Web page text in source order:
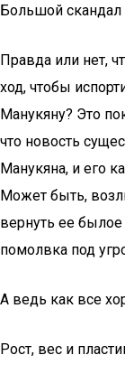
Большой
Правда или нет,
ход, чтобы
Манукяну? Это
что новость
Манукяна, и его
Может быть,
вернуть ее
помолвка под
А ведь как все
Рост, вес и